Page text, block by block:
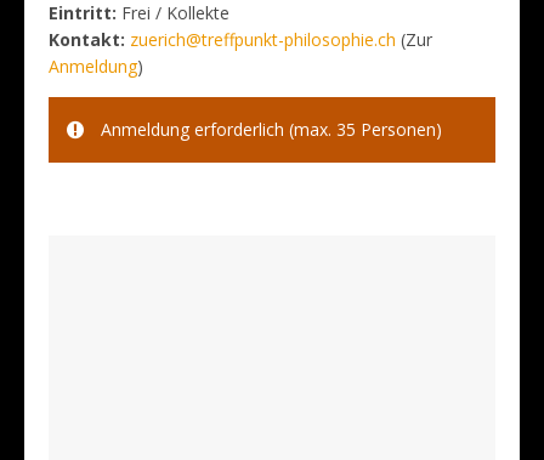
Eintritt: Frei / Kollekte
Kontakt: zuerich@treffpunkt-philosophie.ch (Zur
Anmeldung)
Anmeldung erforderlich (max. 35 Personen)